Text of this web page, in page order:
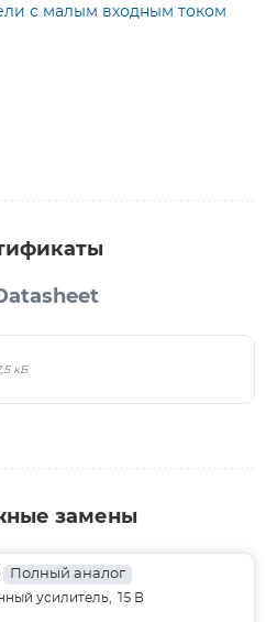
с малым входным током
кБ
замены
Полный аналог
усилитель, 15 В